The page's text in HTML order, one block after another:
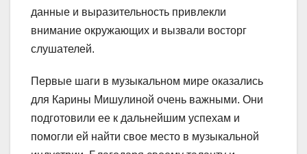
данные и выразительность привлекли
внимание окружающих и вызвали восторг
слушателей.
Первые шаги в музыкальном мире оказались
для Карины Мишулиной очень важными. Они
подготовили ее к дальнейшим успехам и
помогли ей найти свое место в музыкальной